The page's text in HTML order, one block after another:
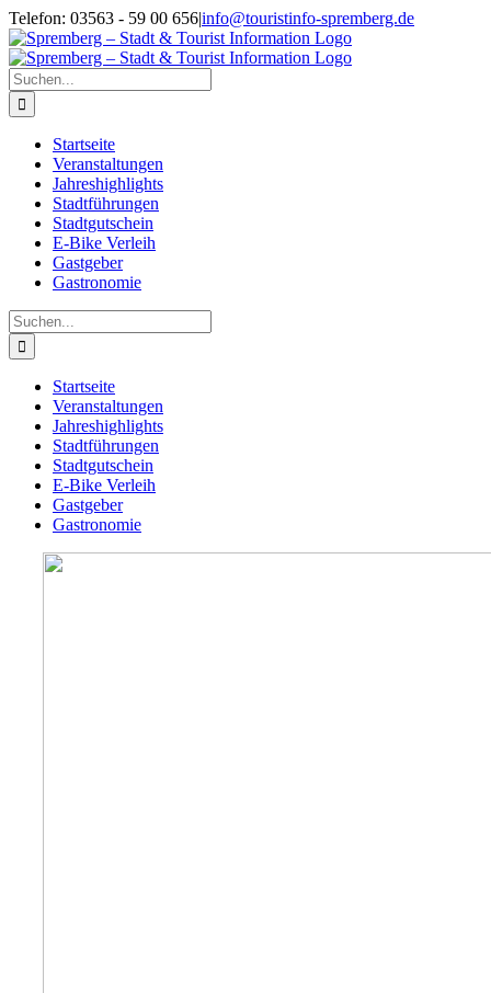
Zum
Inhalt
springen
Telefon: 03563 - 59 00 656|info@touristinfo-spremberg.de
Facebook
Instagram
Suche
nach:
Startseite
Veranstaltungen
Jahreshighlights
Stadtführungen
Stadtgutschein
E-Bike Verleih
Gastgeber
Gastronomie
Suche
nach:
Startseite
Veranstaltungen
Jahreshighlights
Stadtführungen
Stadtgutschein
E-Bike Verleih
Gastgeber
Gastronomie